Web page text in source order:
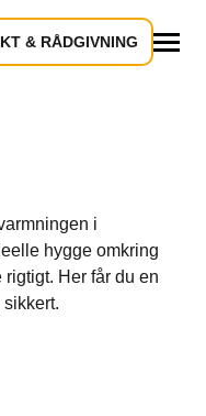
& RÅDGIVNING
i
hygge omkring
Her får du en